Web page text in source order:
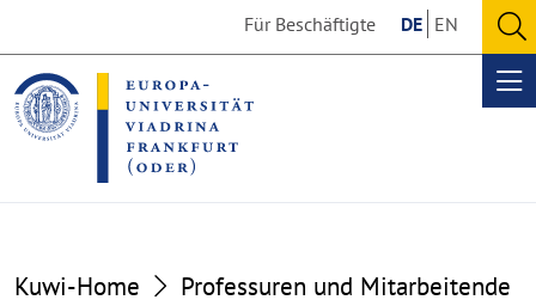
the
content
section
the
footer
section
Für Beschäftigte DE EN
Kuwi-Home
Professuren und Mitarbeitende